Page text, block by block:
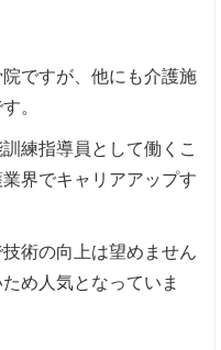
ですが、他にも介護施
。
練指導員として働くこ
界でキャリアアップす
術の向上は望めません
め人気となっていま